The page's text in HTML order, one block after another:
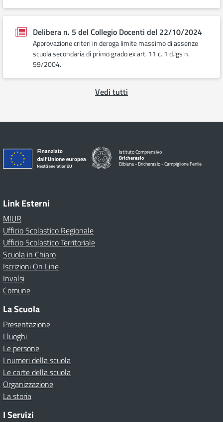
Delibera n. 5 del Collegio Docenti del 22/10/2024
Approvazione criteri in deroga limite massimo di assenze
scuola secondaria di primo grado ex art. 11 c. 1 d.lgs n.
59/2004.
Vedi tutti
Istituto Comprensivo
Bricherasio
Bibiana - Bricherasio - Campiglione Fenile
Link Esterni
MIUR
Ufficio Scolastico Regionale
Ufficio Scolastico Territoriale
Scuola in Chiaro
Iscrizioni On Line
Invalsi
Comune
La Scuola
Presentazione
I luoghi
Le persone
I numeri della scuola
Le carte della scuola
Organizzazione
La storia
I Servizi